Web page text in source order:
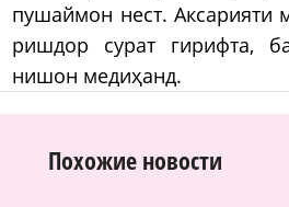
пушаймон нест. Аксарияти
ришдор сурат гирифта,
нишон медиҳанд.
Похожие новости